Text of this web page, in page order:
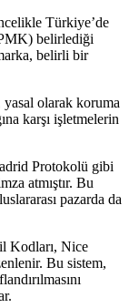
Türkiye’de
belirlediği
belirli bir
olarak koruma
karşı işletmelerin
Protokolü gibi
atmıştır. Bu
pazarda da
Kodları, Nice
Bu sistem,